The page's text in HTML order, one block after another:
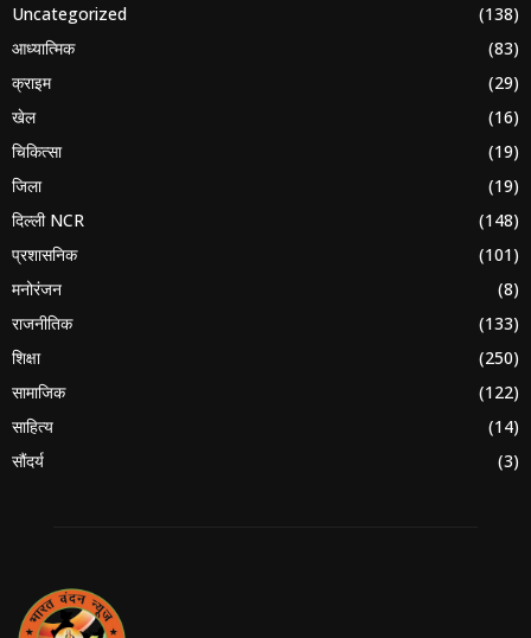
Uncategorized
(138)
आध्यात्मिक
(83)
क्राइम
(29)
खेल
(16)
चिकित्सा
(19)
जिला
(19)
दिल्ली NCR
(148)
प्रशासनिक
(101)
मनोरंजन
(8)
राजनीतिक
(133)
शिक्षा
(250)
सामाजिक
(122)
साहित्य
(14)
सौंदर्य
(3)